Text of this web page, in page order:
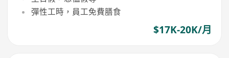
彈性工時，員工免費膳食
$17K-20K/月